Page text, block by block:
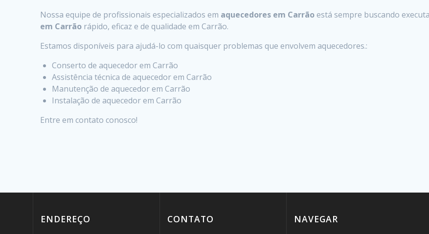
Nossa equipe de profissionais especializados em aquecedores em Carrãoestá sempre buscando
em Carrão rápido, eficaz e de qualidade em Carrão.
Estamos disponíveis para ajudá-lo com quaisquer problemas que envolvem aquecedores.:
Conserto de aquecedor em Carrão
Assistência técnica de aquecedor em Carrão
Manutenção de aquecedor em Carrão
Instalação de aquecedor em Carrão
Entre em contato conosco!
ENDEREÇO CONTATO NAVEGAR